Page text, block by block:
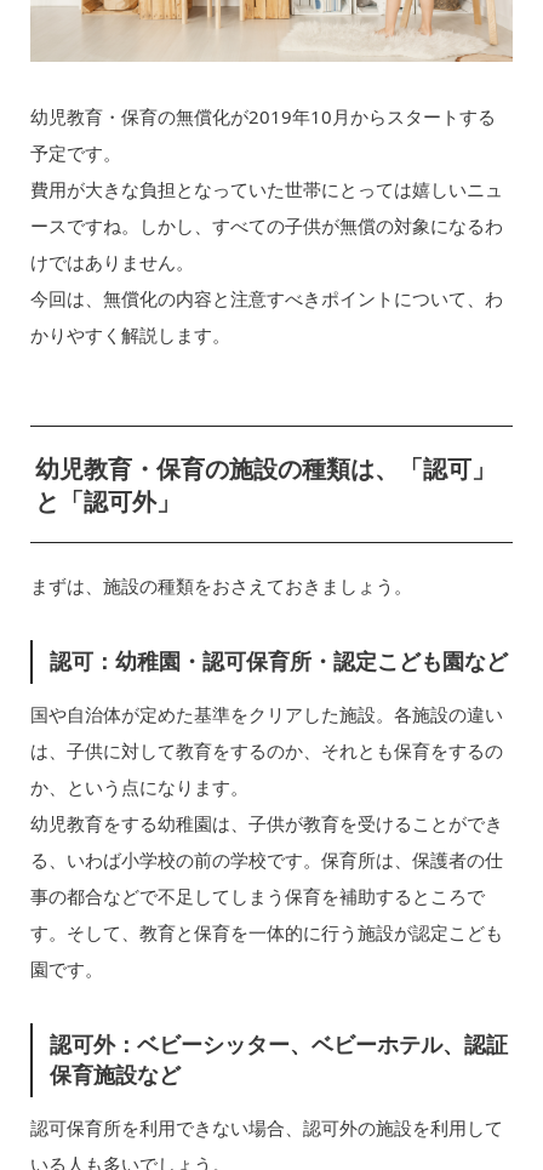
幼児教育・保育の無償化が2019年10月からスタートする
予定です。
費用が大きな負担となっていた世帯にとっては嬉しいニュ
ースですね。しかし、すべての子供が無償の対象になるわ
けではありません。
今回は、無償化の内容と注意すべきポイントについて、わ
かりやすく解説します。
幼児教育・保育の施設の種類は、「認可」
と「認可外」
まずは、施設の種類をおさえておきましょう。
認可：幼稚園・認可保育所・認定こども園など
国や自治体が定めた基準をクリアした施設。各施設の違い
は、子供に対して教育をするのか、それとも保育をするの
か、という点になります。
幼児教育をする幼稚園は、子供が教育を受けることができ
る、いわば小学校の前の学校です。保育所は、保護者の仕
事の都合などで不足してしまう保育を補助するところで
す。そして、教育と保育を一体的に行う施設が認定こども
園です。
認可外：ベビーシッター、ベビーホテル、認証
保育施設など
認可保育所を利用できない場合、認可外の施設を利用して
いる人も多いでしょう。